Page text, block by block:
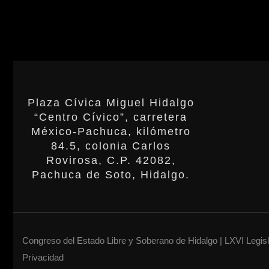
Plaza Cívica Miguel Hidalgo
“Centro Cívico”, carretera
México-Pachuca, kilómetro
84.5, colonia Carlos
Rovirosa, C.P. 42082,
Pachuca de Soto, Hidalgo.
Congreso del Estado Libre y Soberano de Hidalgo | LXVI
Privacidad